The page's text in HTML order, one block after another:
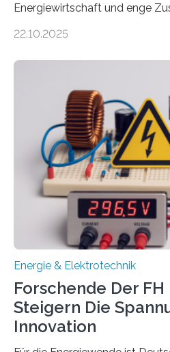
Energiewirtschaft und enge
neuen EU-geförderten
Energietechnologien werden
Sozialfonds Plus (ESF+)
Gesamtsumme von mehr als
Damit zählt die Hochschule
Gewinnerinnen der aktuellen
Bayerischen
Mittelpunkt steht der direkte
wissenschaftliche
22.10.2025
Energie & Elektrotechnik
Forschende Der
Steigern Die
Innovation